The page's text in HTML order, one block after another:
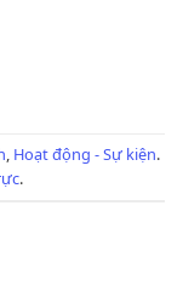
, Hoạt động - Sự kiện.
.